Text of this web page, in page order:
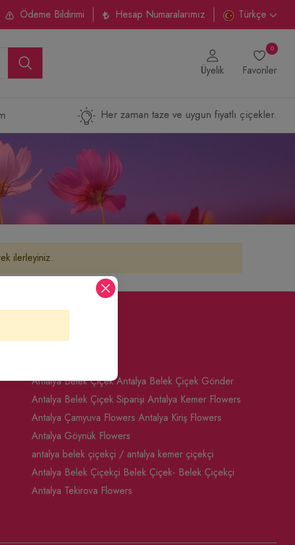
Ödeme Bildirimi Hesap Numaralarımız Türkçe
Üyelik Favoriler
0
Her zaman taze ve uygun fiyatlı çiçekler.
ilerleyiniz.
Seo Sayfalar
Antalya Belek Çiçek Antalya Belek Çiçek Gönder
Antalya Belek Çiçek Siparişi Antalya Kemer Flowers
Antalya Çamyuva Flowers Antalya Kiriş Flowers
Antalya Göynük Flowers
antalya belek çiçekçi / antalya kemer çiçekçi
Antalya Belek Çiçekçi Belek Çiçek- Belek Çiçekçi
Antalya Tekirova Flowers